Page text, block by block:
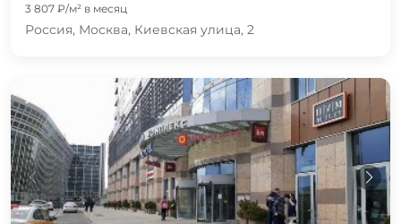
3 807 ₽/м² в месяц
Россия, Москва, Киевская улица, 2